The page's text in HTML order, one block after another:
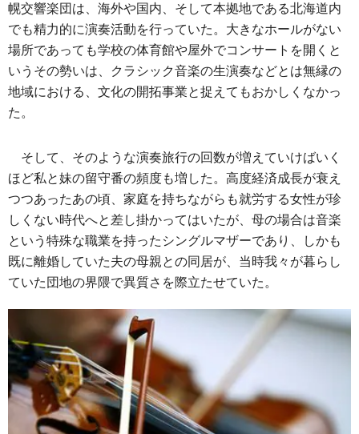
幌交響楽団は、海外や国内、そして本拠地である北海道内
でも精力的に演奏活動を行っていた。大きなホールがない
場所であっても学校の体育館や屋外でコンサートを開くと
いうその勢いは、クラシック音楽の生演奏などとは無縁の
地域における、文化の開拓事業と捉えてもおかしくなかっ
た。
そして、そのような演奏旅行の回数が増えていけばいく
ほど私と妹の留守番の頻度も増した。高度経済成長が衰え
つつあったあの頃、家庭を持ちながらも就労する女性が珍
しくない時代へと差し掛かってはいたが、母の場合は音楽
という特殊な職業を持ったシングルマザーであり、しかも
既に離婚していた夫の母親との同居が、当時我々が暮らし
ていた団地の界隈で異質さを際立たせていた。